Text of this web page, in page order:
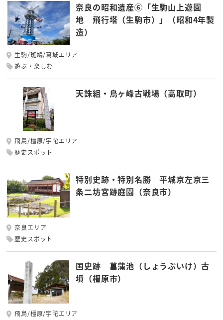
奈良の昭和遺産⑥「生駒山上遊園
地 飛行塔（生駒市）」（昭和4年製
造）
生駒/斑鳩/葛城エリア
遊ぶ・楽しむ
天誅組・鳥ヶ峰古戦場（高取町）
飛鳥/橿原/宇陀エリア
歴史スポット
特別史跡・特別名勝 平城京左京三
条二坊宮跡庭園（奈良市）
奈良エリア
歴史スポット
国史跡 菖蒲池（しょうぶいけ）古
墳（橿原市）
飛鳥/橿原/宇陀エリア